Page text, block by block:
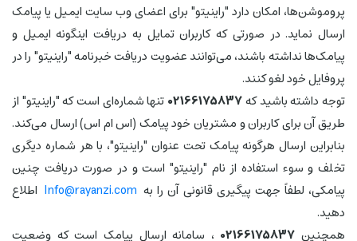
پروموشن‌ها، امکان دارد "راینیتو" برای اعضای وب سایت ایمیل یا پیامک
ارسال نماید. در صورتی که کاربران تمایل به دریافت اینگونه ایمیل و
پیامک‌ها نداشته باشند، می‌توانند عضویت دریافت خبرنامه "راینیتو" را در
پروفایل خود لغو کنند.
توجه داشته باشید که02166175837 تنها شماره‌ای است که "راینیتو" از
طریق آن برای کاربران و مشتریان خود پیامک (اس ام اس) ارسال می‌کند.
بنابراین ارسال هرگونه پیامک تحت عنوان "راینیتو"، با هر شماره دیگری
تخلف و سوء استفاده از نام "راینیتو" است و در صورت دریافت چنین
پیامکی، لطفاً جهت پیگیری قانونی آن را به Info@rayanzi.com اطلاع
دهید.
همچنین 02166175837 ، سامانه ارسال پیامک است که وضعیت